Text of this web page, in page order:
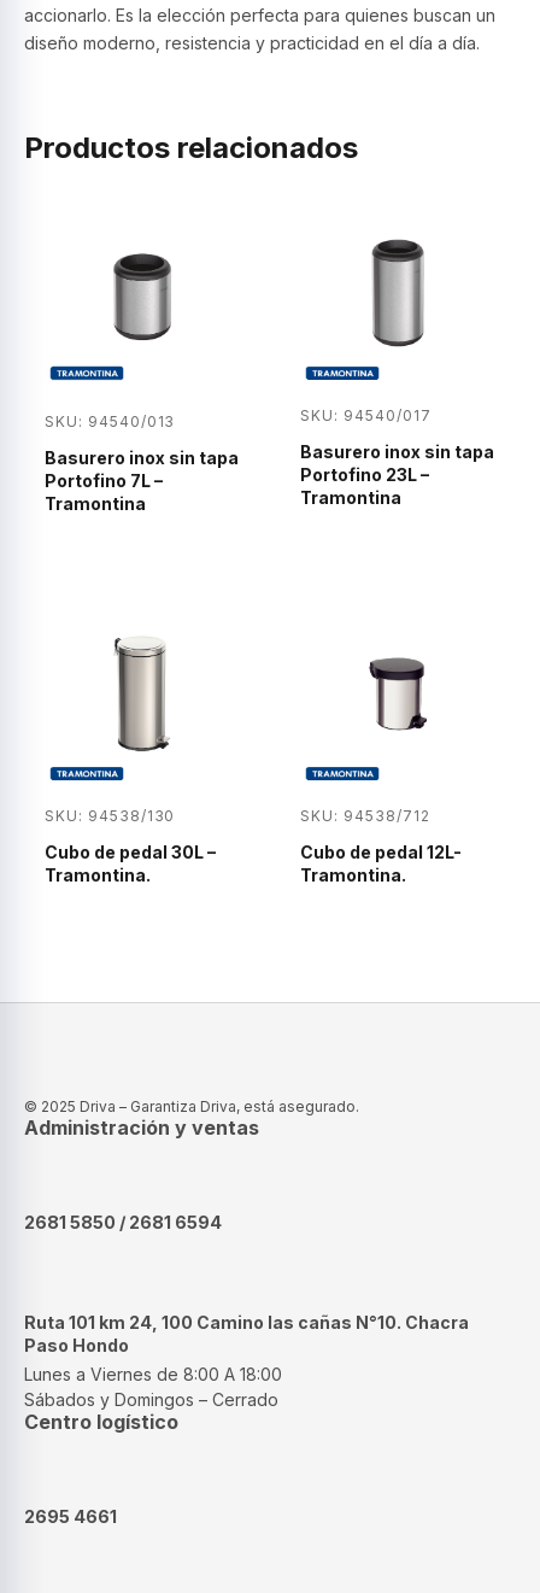
accionarlo. Es la elección perfecta para quienes buscan un
diseño moderno, resistencia y practicidad en el día a día.
Productos relacionados
SKU: 94540/013
Basurero inox sin tapa
Portofino 7L –
Tramontina
SKU: 94540/017
Basurero inox sin tapa
Portofino 23L –
Tramontina
SKU: 94538/130
Cubo de pedal 30L –
Tramontina.
SKU: 94538/712
Cubo de pedal 12L-
Tramontina.
© 2025 Driva – Garantiza Driva, está asegurado.
Administración y ventas
2681 5850 / 2681 6594
Ruta 101 km 24, 100 Camino las cañas N°10. Chacra
Paso Hondo
Lunes a Viernes de 8:00 A 18:00
Sábados y Domingos – Cerrado
Centro logístico
2695 4661